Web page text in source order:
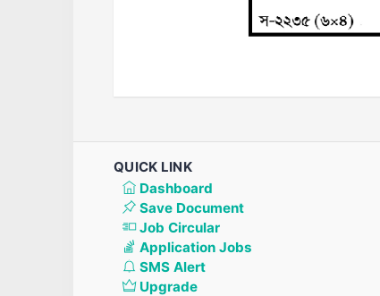
QUICK LINK
Dashboard
Save Document
Job Circular
Application Jobs
SMS Alert
Upgrade